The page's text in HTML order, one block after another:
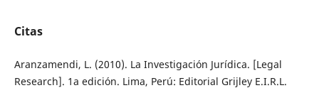
Citas
Aranzamendi, L. (2010). La Investigación Jurídica. [Legal
Research]. 1a edición. Lima, Perú: Editorial Grijley E.I.R.L.